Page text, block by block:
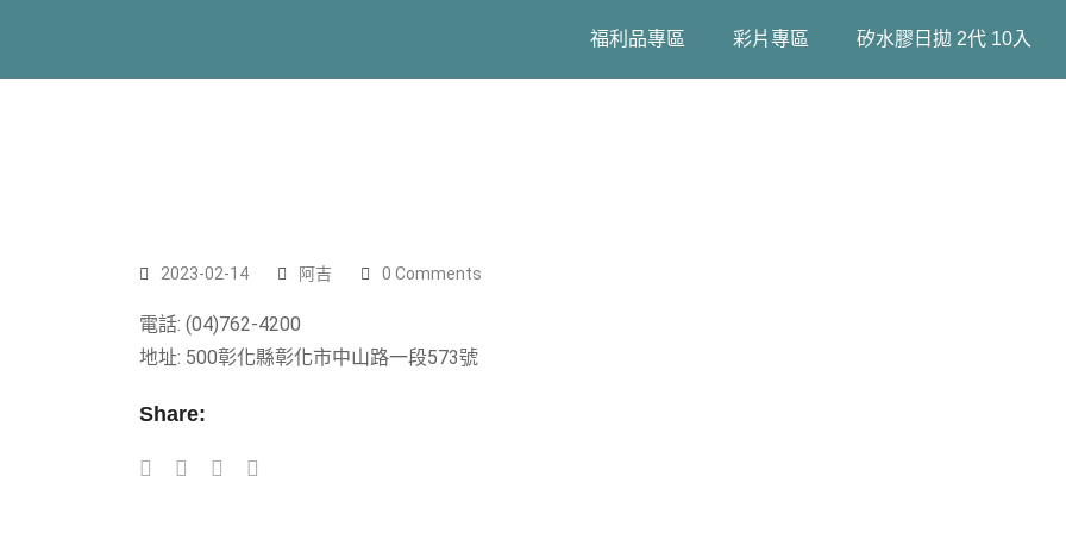
福利品專區 彩片專區 矽水膠日拋 2代 10入
2023-02-14 阿吉 0 Comments
電話: (04)762-4200
地址: 500彰化縣彰化市中山路一段573號
Share: